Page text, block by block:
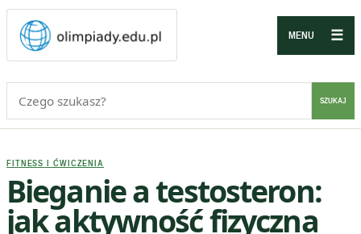
MENU ☰
SZUKAJ
FITNESS I ĆWICZENIA
Bieganie a testosteron:
jak aktywność fizyczna